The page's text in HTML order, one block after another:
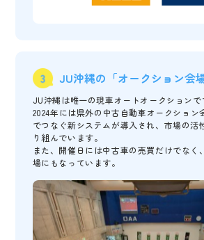
JU沖縄の「オークション会場
JU沖縄は唯一の現車オートオークションで
2024年には県外の中古自動車オークション
でつなぐ新システムが導入され、市場の活
り組んでいます。
また、開催日には中古車の売買だけでなく
場にもなっています。